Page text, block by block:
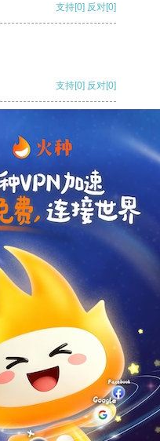
支持[0] 反对[0]
支持[0] 反对[0]
反对
反对[0]
外网网址导航 软件中心